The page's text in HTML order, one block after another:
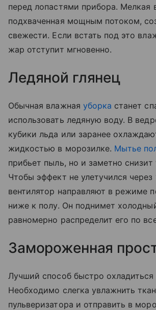
перед лопастями прибора. Мелкая
подхваченная мощным потоком,
свежести. Если встать под это
жар отступит мгновенно.
Ледяной глянец
Обычная влажная уборка станет
использовать ледяную воду. В
кубики льда или заранее
жидкостью в морозилке. Мытье
прибьет пыль, но и заметно снизит
Чтобы эффект не улетучился через
вентилятор направляют в режиме
ниже к полу. Он поднимет
равномерно распределит его по
Замороженная
Лучший способ быстро
Необходимо слегка увлажнить
пульверизатора и отправить в